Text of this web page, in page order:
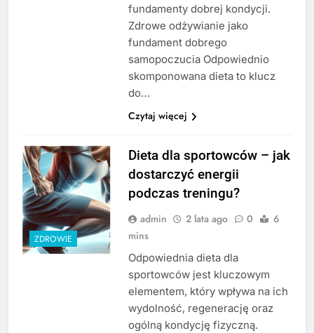
fundamenty dobrej kondycji.
Zdrowe odżywianie jako
fundament dobrego
samopoczucia Odpowiednio
skomponowana dieta to klucz
do…
Czytaj więcej
ZDROWIE
Dieta dla sportowców – jak
dostarczyć energii
podczas treningu?
admin 2 lata ago 0
6
mins
Odpowiednia dieta dla
sportowców jest kluczowym
elementem, który wpływa na ich
wydolność, regenerację oraz
ogólną kondycję fizyczną.